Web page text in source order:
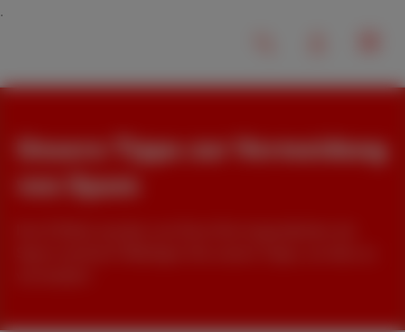
Unsere Tipps zur Vermeidung
von Spam